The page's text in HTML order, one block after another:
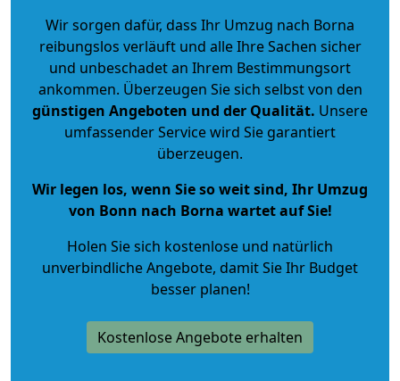
Wir sorgen dafür, dass Ihr Umzug nach Borna
reibungslos verläuft und alle Ihre Sachen sicher
und unbeschadet an Ihrem Bestimmungsort
ankommen. Überzeugen Sie sich selbst von den
günstigen Angeboten und der Qualität. Unsere
umfassender Service wird Sie garantiert
überzeugen.
Wir legen los, wenn Sie so weit sind, Ihr Umzug
von Bonn nach Borna wartet auf Sie!
Holen Sie sich kostenlose und natürlich
unverbindliche Angebote, damit Sie Ihr Budget
besser planen!
Kostenlose Angebote erhalten